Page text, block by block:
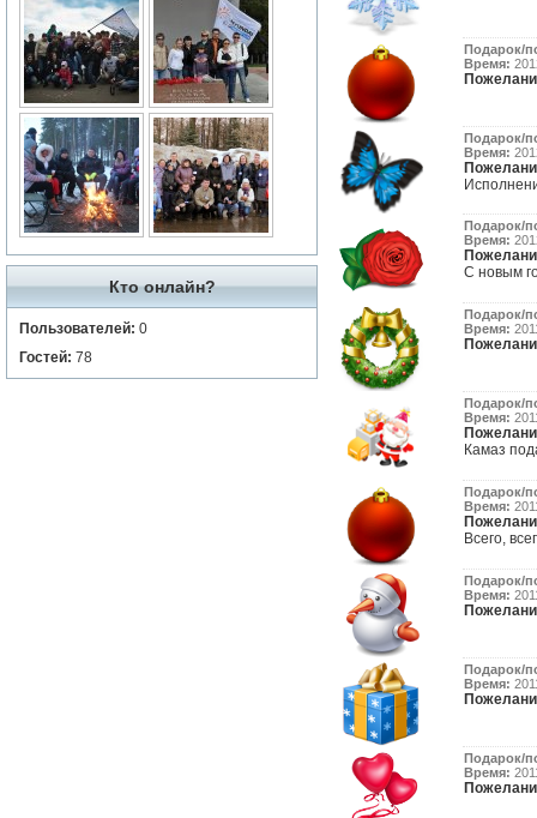
Кто онлайн?
Пользователей: 0
Гостей: 78
Подарок/
Время:
Подарок/
Время:
Подарок/
Время:
С новым
Подарок/
Время:
Подарок/
Время:
Камаз
Подарок/
Время:
Всего,
Подарок/
Время:
Подарок/
Время:
Подарок/
Время: